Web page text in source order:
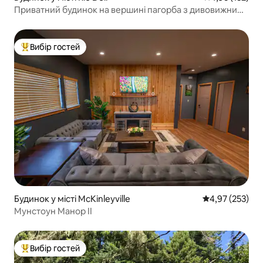
Приватний будинок на вершині пагорба з дивовижними
Топ вибір гостей
Вибір гостей
Будинок у місті McKinleyville Середня
4,97 (253)
Мунстоун Манор II
Топ вибір гостей
Вибір гостей